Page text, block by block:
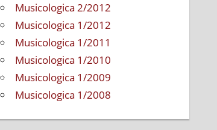
Musicologica 2/2012
Musicologica 1/2012
Musicologica 1/2011
Musicologica 1/2010
Musicologica 1/2009
Musicologica 1/2008